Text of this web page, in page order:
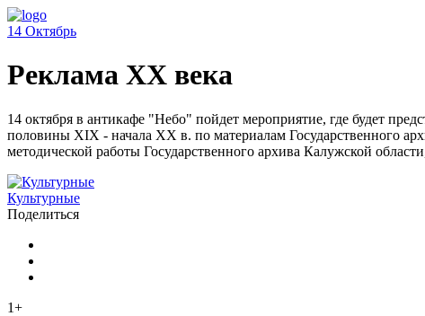
14 Октябрь
Реклама ХХ века
14 октября в антикафе "Небо" пойдет мероприятие, где будет
половины XIX - начала ХХ в. по материалам Государственного
методической работы Государственного архива Калужской
Культурные
Поделиться
1+